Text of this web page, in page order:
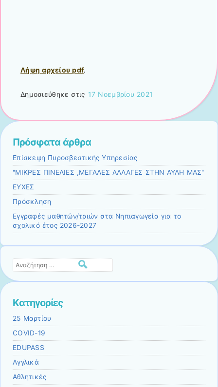
Λήψη αρχείου pdf.
Δημοσιεύθηκε στις 17 Νοεμβρίου 2021
Πρόσφατα άρθρα
Επίσκεψη Πυροσβεστικής Υπηρεσίας
ʺΜΙΚΡΕΣ ΠΙΝΕΛΙΕΣ ,ΜΕΓΑΛΕΣ ΑΛΛΑΓΕΣ ΣΤΗΝ ΑΥΛΗ ΜΑΣʺ
ΕΥΧΕΣ
Πρόσκληση
Εγγραφές μαθητών/τριών στα Νηπιαγωγεία για το
σχολικό έτος 2026-2027
Αναζήτηση
Kατηγορίες
25 Μαρτίου
COVID-19
EDUPASS
Αγγλικά
Αθλητικές